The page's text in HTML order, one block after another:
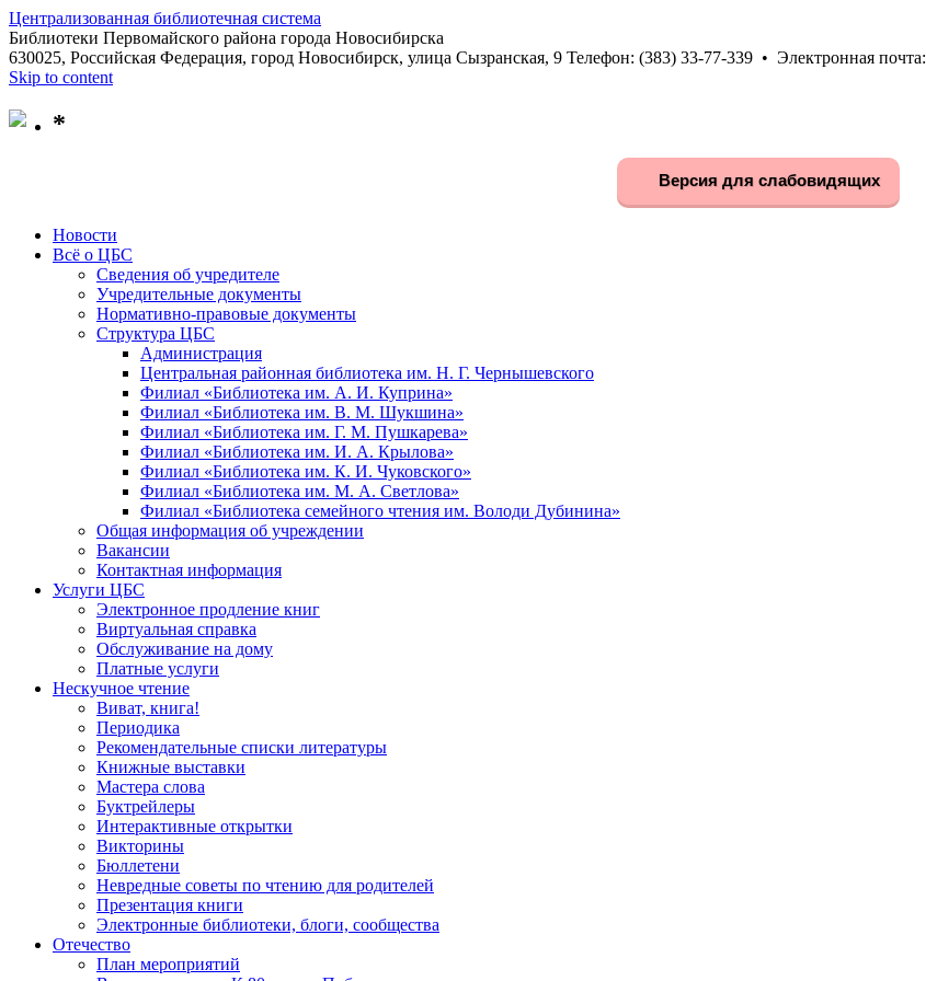
Централизованная библиотечная система
Библиотеки Первомайского района города Новосибирска
630025, Российская Федерация, город Новосибирск, улица Сызранская, 9 Телефон: (383) 33-77-339 • Электронная почта:
Skip to content
*
Версия для слабовидящих
Новости
Всё о ЦБС
Сведения об учредителе
Учредительные документы
Нормативно-правовые документы
Структура ЦБС
Администрация
Центральная районная библиотека им. Н. Г. Чернышевского
Филиал «Библиотека им. А. И. Куприна»
Филиал «Библиотека им. В. М. Шукшина»
Филиал «Библиотека им. Г. М. Пушкарева»
Филиал «Библиотека им. И. А. Крылова»
Филиал «Библиотека им. К. И. Чуковского»
Филиал «Библиотека им. М. А. Светлова»
Филиал «Библиотека семейного чтения им. Володи Дубинина»
Общая информация об учреждении
Вакансии
Контактная информация
Услуги ЦБС
Электронное продление книг
Виртуальная справка
Обслуживание на дому
Платные услуги
Нескучное чтение
Виват, книга!
Периодика
Рекомендательные списки литературы
Книжные выставки
Мастера слова
Буктрейлеры
Интерактивные открытки
Викторины
Бюллетени
Невредные советы по чтению для родителей
Презентация книги
Электронные библиотеки, блоги, сообщества
Отечество
План мероприятий